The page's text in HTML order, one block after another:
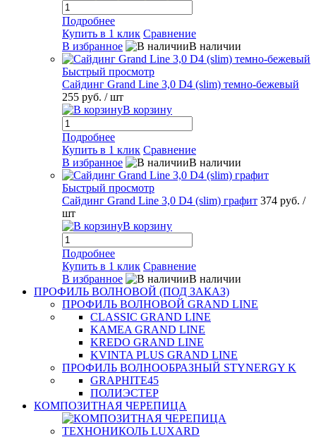
Подробнее
Купить в 1 клик Сравнение
В избранное
В наличии
Быстрый просмотр
Сайдинг Grand Line 3,0 D4 (slim) темно-бежевый
255 руб. / шт
В корзину
Подробнее
Купить в 1 клик Сравнение
В избранное
В наличии
Быстрый просмотр
Сайдинг Grand Line 3,0 D4 (slim) графит 374 руб. /
шт
В корзину
Подробнее
Купить в 1 клик Сравнение
В избранное
В наличии
ПРОФИЛЬ ВОЛНОВОЙ (ПОД ЗАКАЗ)
ПРОФИЛЬ ВОЛНОВОЙ GRAND LINE
CLASSIC GRAND LINE
KAMEA GRAND LINE
KREDO GRAND LINE
KVINTA PLUS GRAND LINE
ПРОФИЛЬ ВОЛНООБРАЗНЫЙ STYNERGY K
GRAPHITE45
ПОЛИЭСТЕР
КОМПОЗИТНАЯ ЧЕРЕПИЦА